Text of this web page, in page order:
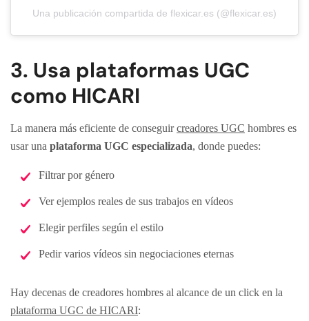
Una publicación compartida de flexicar.es (@flexicar.es)
3. Usa plataformas UGC
como HICARI
La manera más eficiente de conseguircreadores UGC hombres es
usar una plataforma UGC especializada, donde puedes:
Filtrar por género
Ver ejemplos reales de sus trabajos en vídeos
Elegir perfiles según el estilo
Pedir varios vídeos sin negociaciones eternas
Hay decenas de creadores hombres al alcance de un click en la
plataforma UGC de HICARI: